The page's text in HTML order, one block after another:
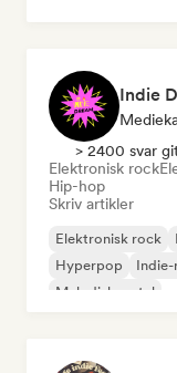
Indie
> 2400 svar
Elektronisk rock
Hip-hop
Skriv artikler
Elektronisk rock
Hyperpop
Melodisk metal